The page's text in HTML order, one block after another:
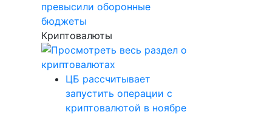
превысили оборонные
бюджеты
Криптовалюты
ЦБ рассчитывает
запустить операции с
криптовалютой в ноябре